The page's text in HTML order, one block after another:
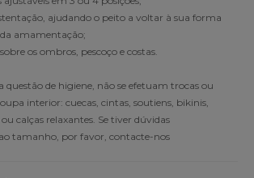
ajudando o peito a voltar à sua forma
amamentação;
os ombros, pescoço e costas.
questão de higiene, não se efetuam trocas ou
interior: cuecas, cintas, soutiens, bikinis,
calças relaxantes. Se tiver dúvidas
tamanho, por favor, contacte-nos